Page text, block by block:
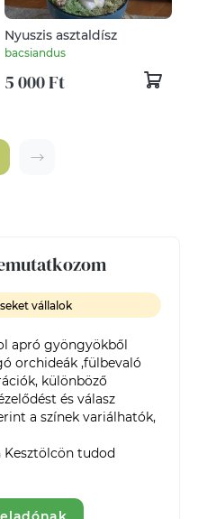
vállalok
apró gyöngyökből
orchideák ,fülbevaló
különböző
és válasz
a színek variálhatók,
Kesztölcön tudod
Nyuszis asztaldísz
bacsiandus
5 000 Ft